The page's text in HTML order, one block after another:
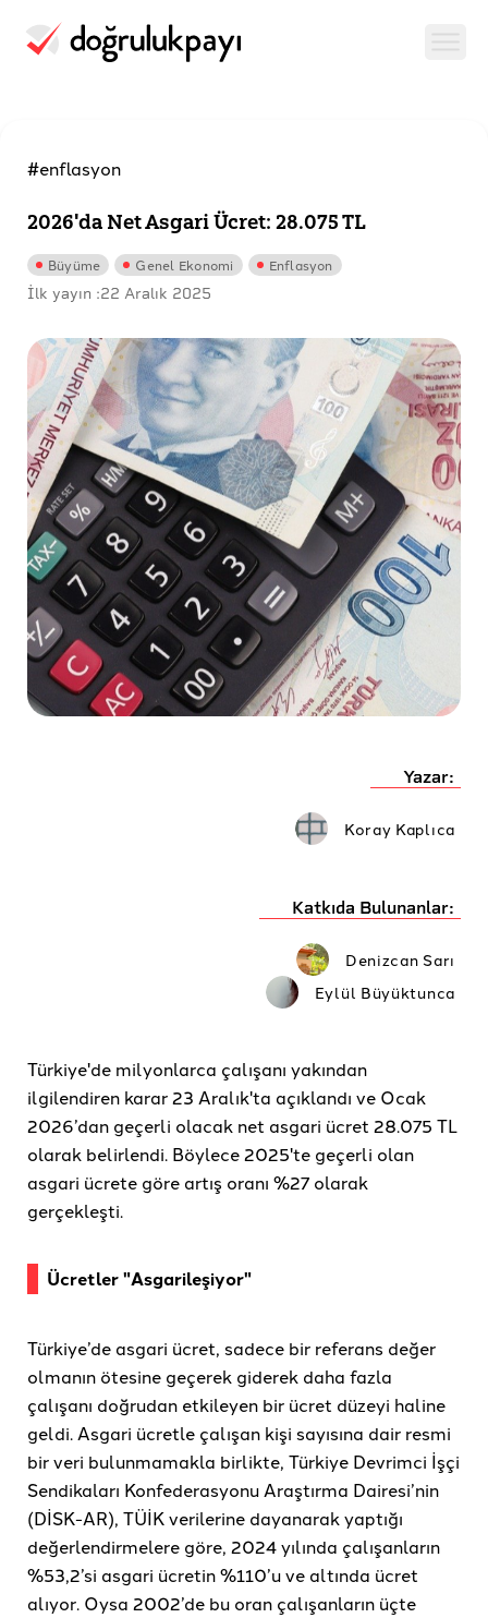
#enflasyon
2026'da Net Asgari Ücret: 28.075 TL
Büyüme Genel Ekonomi Enflasyon
İlk yayın :22 Aralık 2025
Yazar:
Koray Kaplıca
Katkıda Bulunanlar:
Denizcan Sarı
Eylül Büyüktunca
Türkiye'de milyonlarca çalışanı yakından
ilgilendiren karar 23 Aralık'ta açıklandı ve Ocak
2026’dan geçerli olacak net asgari ücret 28.075 TL
olarak belirlendi. Böylece 2025'te geçerli olan
asgari ücrete göre artış oranı %27 olarak
gerçekleşti.
Ücretler "Asgarileşiyor"
Türkiye’de asgari ücret, sadece bir referans değer
olmanın ötesine geçerek giderek daha fazla
çalışanı doğrudan etkileyen bir ücret düzeyi haline
geldi. Asgari ücretle çalışan kişi sayısına dair resmi
bir veri bulunmamakla birlikte, Türkiye Devrimci İşçi
Sendikaları Konfederasyonu Araştırma Dairesi’nin
(DİSK-AR), TÜİK verilerine dayanarak yaptığı
değerlendirmelere göre, 2024 yılında çalışanların
%53,2’si asgari ücretin %110’u ve altında ücret
alıyor. Oysa 2002’de bu oran çalışanların üçte